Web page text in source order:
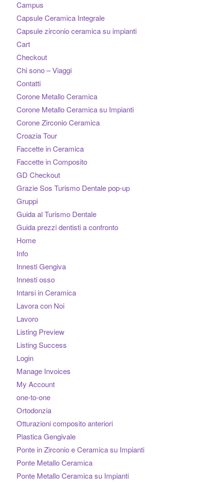
Campus
Capsule Ceramica Integrale
Capsule zirconio ceramica su impianti
Cart
Checkout
Chi sono – Viaggi
Contatti
Corone Metallo Ceramica
Corone Metallo Ceramica su Impianti
Corone Zirconio Ceramica
Croazia Tour
Faccette in Ceramica
Faccette in Composito
GD Checkout
Grazie Sos Turismo Dentale pop-up
Gruppi
Guida al Turismo Dentale
Guida prezzi dentisti a confronto
Home
Info
Innesti Gengiva
Innesti osso
Intarsi in Ceramica
Lavora con Noi
Lavoro
Listing Preview
Listing Success
Login
Manage Invoices
My Account
one-to-one
Ortodonzia
Otturazioni composito anteriori
Plastica Gengivale
Ponte in Zirconio e Ceramica su Impianti
Ponte Metallo Ceramica
Ponte Metallo Ceramica su Impianti